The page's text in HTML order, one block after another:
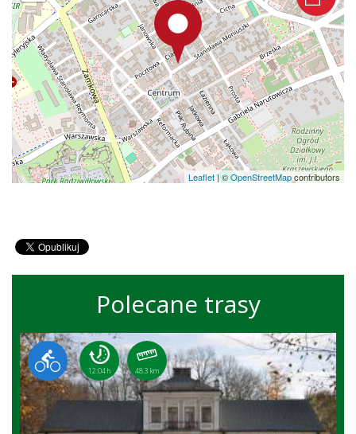
Leaflet|©OpenStreetMapcontributors
Polecane trasy
12:04 h 48.3 km